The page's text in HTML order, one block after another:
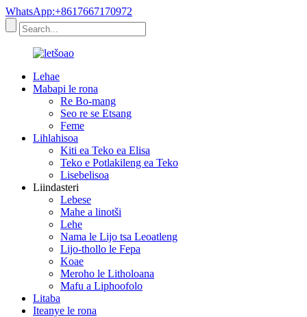
WhatsApp:+8617667170972
Lehae
Mabapi le rona
Re Bo-mang
Seo re se Etsang
Feme
Lihlahisoa
Kiti ea Teko ea Elisa
Teko e Potlakileng ea Teko
Lisebelisoa
Liindasteri
Lebese
Mahe a linotši
Lehe
Nama le Lijo tsa Leoatleng
Lijo-thollo le Fepa
Koae
Meroho le Litholoana
Mafu a Liphoofolo
Litaba
Iteanye le rona